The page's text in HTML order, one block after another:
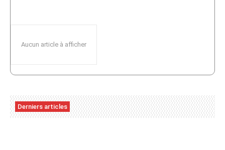
Aucun article à afficher
Derniers articles